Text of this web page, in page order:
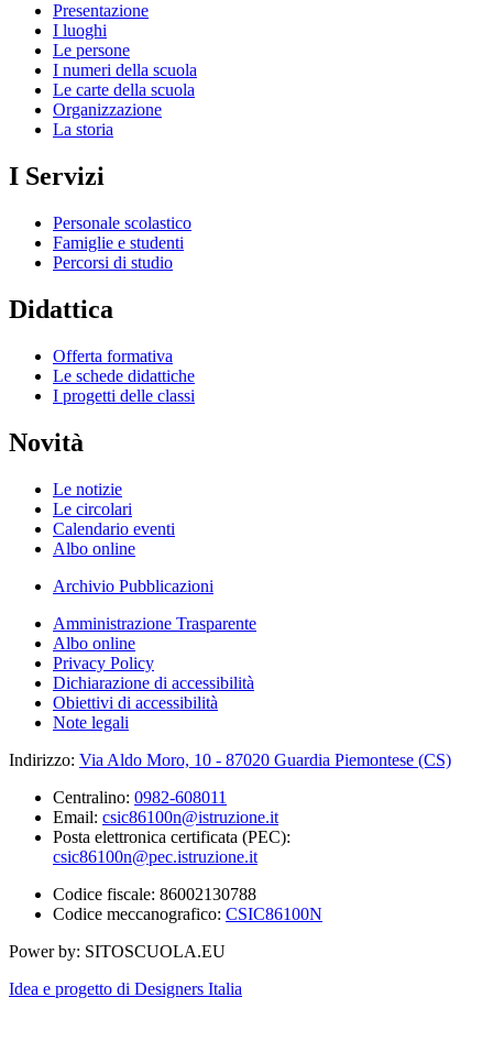
Presentazione
I luoghi
Le persone
I numeri della scuola
Le carte della scuola
Organizzazione
La storia
I Servizi
Personale scolastico
Famiglie e studenti
Percorsi di studio
Didattica
Offerta formativa
Le schede didattiche
I progetti delle classi
Novità
Le notizie
Le circolari
Calendario eventi
Albo online
Archivio Pubblicazioni
Amministrazione Trasparente
Albo online
Privacy Policy
Dichiarazione di accessibilità
Obiettivi di accessibilità
Note legali
Indirizzo: Via Aldo Moro, 10 - 87020 Guardia Piemontese (CS)
Centralino: 0982-608011
Email: csic86100n@istruzione.it
Posta elettronica certificata (PEC):
csic86100n@pec.istruzione.it
Codice fiscale: 86002130788
Codice meccanografico: CSIC86100N
Power by: SITOSCUOLA.EU
Idea e progetto di Designers Italia